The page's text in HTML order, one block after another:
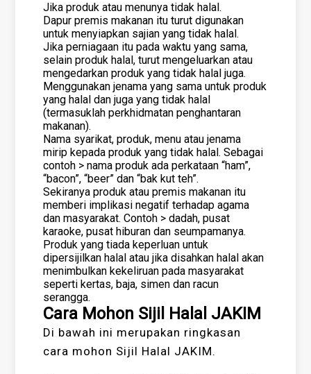
Jika produk atau menunya tidak halal.
Dapur premis makanan itu turut digunakan
untuk menyiapkan sajian yang tidak halal.
Jika perniagaan itu pada waktu yang sama,
selain produk halal, turut mengeluarkan atau
mengedarkan produk yang tidak halal juga.
Menggunakan jenama yang sama untuk produk
yang halal dan juga yang tidak halal
(termasuklah perkhidmatan penghantaran
makanan).
Nama syarikat, produk, menu atau jenama
mirip kepada produk yang tidak halal. Sebagai
contoh > nama produk ada perkataan “ham”,
“bacon”, “beer” dan “bak kut teh”.
Sekiranya produk atau premis makanan itu
memberi implikasi negatif terhadap agama
dan masyarakat. Contoh > dadah, pusat
karaoke, pusat hiburan dan seumpamanya.
Produk yang tiada keperluan untuk
dipersijilkan halal atau jika disahkan halal akan
menimbulkan kekeliruan pada masyarakat
seperti kertas, baja, simen dan racun
serangga.
Cara Mohon Sijil Halal JAKIM
Di bawah ini merupakan ringkasan
cara mohon Sijil Halal JAKIM.